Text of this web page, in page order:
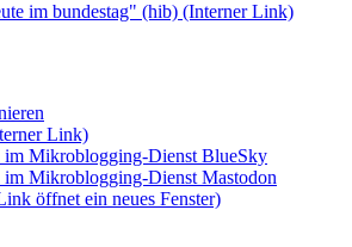
im bundestag" (hib) (Interner Link)
Link)
im Mikroblogging-Dienst BlueSky
Mikroblogging-Dienst Mastodon
öffnet ein neues Fenster)